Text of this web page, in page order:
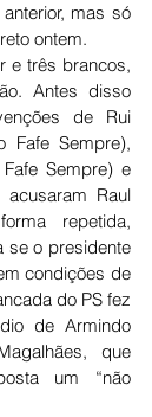
mas só
ontem.
e três brancos,
Antes disso
de Rui
Fafe Sempre),
Sempre) e
Raul
repetida,
se o presidente
condições de
do PS fez
de Armindo
que
um “não